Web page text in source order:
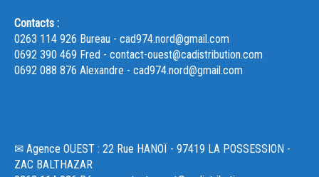
Contacts :
0263 114 926 Bureau - cad974.nord@gmail.com
0692 390 469 Fred - contact-ouest@cadistribution.com
0692 088 876 Alexandre - cad974.nord@gmail.com
✉ Agence OUEST : 22 Rue HANOÏ - 97419 LA POSSESSION -
ZAC BALTHAZAR